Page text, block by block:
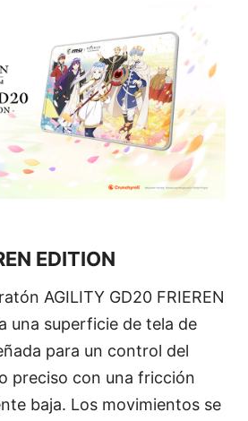
EDITION
AGILITY GD20 FRIEREN
una superficie de tela de
para un control del
preciso con una fricción
baja. Los movimientos se